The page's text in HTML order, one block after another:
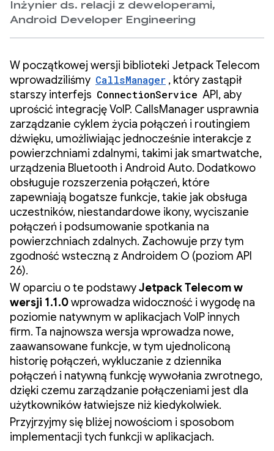
Inżynier ds. relacji z deweloperami,
Android Developer Engineering
W początkowej wersji biblioteki Jetpack Telecom
wprowadziliśmy CallsManager , który zastąpił
starszy interfejs ConnectionService API, aby
uprościć integrację VoIP. CallsManager usprawnia
zarządzanie cyklem życia połączeń i routingiem
dźwięku, umożliwiając jednocześnie interakcje z
powierzchniami zdalnymi, takimi jak smartwatche,
urządzenia Bluetooth i Android Auto. Dodatkowo
obsługuje rozszerzenia połączeń, które
zapewniają bogatsze funkcje, takie jak obsługa
uczestników, niestandardowe ikony, wyciszanie
połączeń i podsumowanie spotkania na
powierzchniach zdalnych. Zachowuje przy tym
zgodność wsteczną z Androidem O (poziom API
26).
W oparciu o te podstawyJetpack Telecom w
wersji 1.1.0wprowadza widoczność i wygodę na
poziomie natywnym w aplikacjach VoIP innych
firm. Ta najnowsza wersja wprowadza nowe,
zaawansowane funkcje, w tym ujednoliconą
historię połączeń, wykluczanie z dziennika
połączeń i natywną funkcję wywołania zwrotnego,
dzięki czemu zarządzanie połączeniami jest dla
użytkowników łatwiejsze niż kiedykolwiek.
Przyjrzyjmy się bliżej nowościom i sposobom
implementacji tych funkcji w aplikacjach.